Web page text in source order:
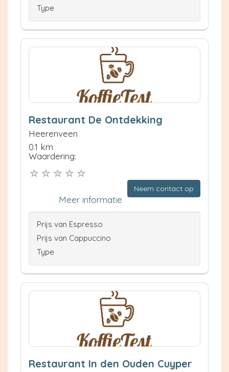
Type
Restaurant De Ontdekking
Heerenveen
0.1 km
Waardering:
Neem contact op
Meer informatie
Prijs van Espresso
Prijs van Cappuccino
Type
Restaurant In den Ouden Cuyper